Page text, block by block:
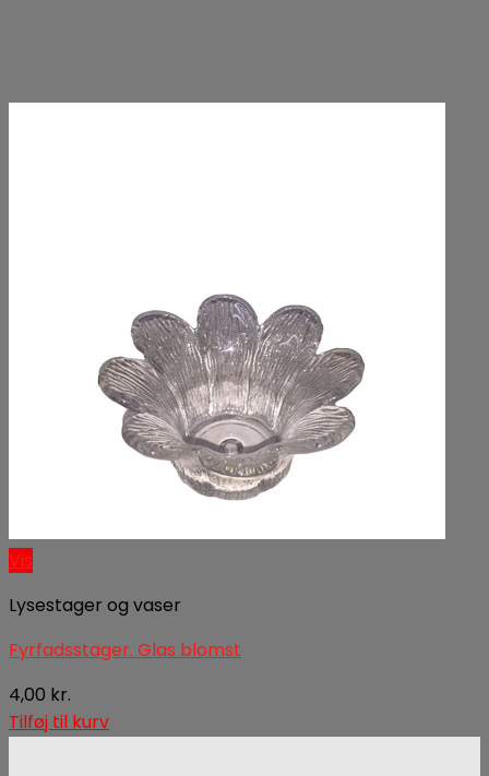
Lysestager og vaser
Fyrfadsstager. Glas blomst
4,00 kr.
Tilføj til kurv